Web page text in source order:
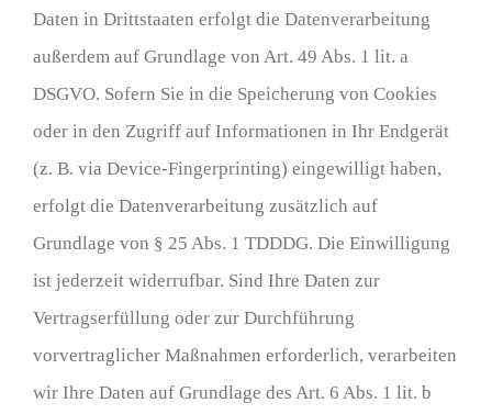
Daten in Drittstaaten erfolgt die Datenverarbeitung
außerdem auf Grundlage von Art. 49 Abs. 1 lit. a
DSGVO. Sofern Sie in die Speicherung von Cookies
oder in den Zugriff auf Informationen in Ihr Endgerät
(z. B. via Device-Fingerprinting) eingewilligt haben,
erfolgt die Datenverarbeitung zusätzlich auf
Grundlage von § 25 Abs. 1 TDDDG. Die Einwilligung
ist jederzeit widerrufbar. Sind Ihre Daten zur
Vertragserfüllung oder zur Durchführung
vorvertraglicher Maßnahmen erforderlich, verarbeiten
wir Ihre Daten auf Grundlage des Art. 6 Abs. 1 lit. b